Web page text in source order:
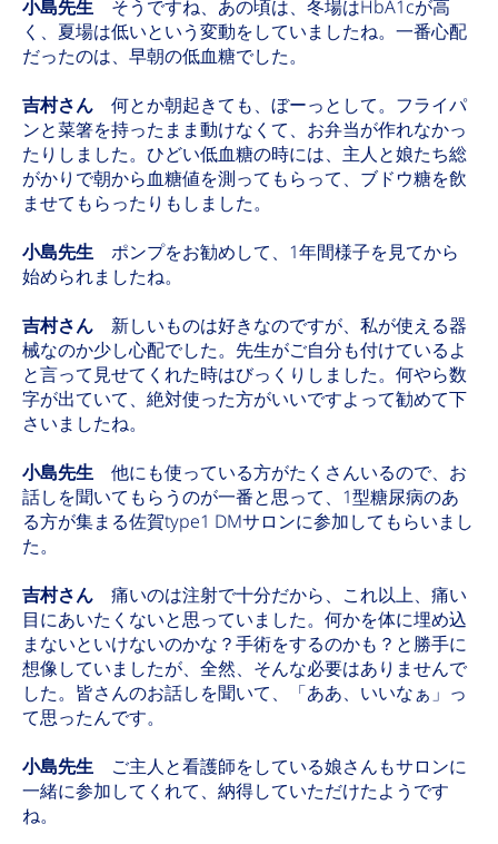
小島先生 そうですね、あの頃は、冬場はHbA1cが高
く、夏場は低いという変動をしていましたね。一番心配
だったのは、早朝の低血糖でした。
吉村さん 何とか朝起きても、ぼーっとして。フライパ
ンと菜箸を持ったまま動けなくて、お弁当が作れなかっ
たりしました。ひどい低血糖の時には、主人と娘たち総
がかりで朝から血糖値を測ってもらって、ブドウ糖を飲
ませてもらったりもしました。
小島先生 ポンプをお勧めして、1年間様子を見てから
始められましたね。
吉村さん 新しいものは好きなのですが、私が使える器
械なのか少し心配でした。先生がご自分も付けているよ
と言って見せてくれた時はびっくりしました。何やら数
字が出ていて、絶対使った方がいいですよって勧めて下
さいましたね。
小島先生 他にも使っている方がたくさんいるので、お
話しを聞いてもらうのが一番と思って、1型糖尿病のあ
る方が集まる佐賀type1 DMサロンに参加してもらいまし
た。
吉村さん 痛いのは注射で十分だから、これ以上、痛い
目にあいたくないと思っていました。何かを体に埋め込
まないといけないのかな？手術をするのかも？と勝手に
想像していましたが、全然、そんな必要はありませんで
した。皆さんのお話しを聞いて、「ああ、いいなぁ」っ
て思ったんです。
小島先生 ご主人と看護師をしている娘さんもサロンに
一緒に参加してくれて、納得していただけたようです
ね。